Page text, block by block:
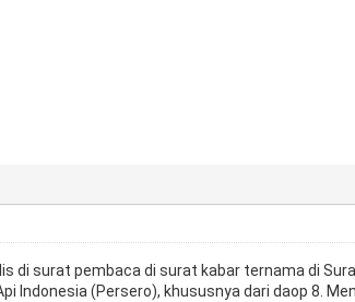
di surat pembaca di surat kabar ternama di
Indonesia (Persero), khususnya dari daop 8.